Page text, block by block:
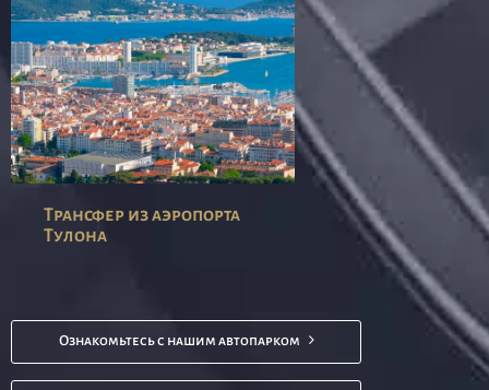
Трансфер из аэропорта
Тулона
Ознакомьтесь с нашим автопарком